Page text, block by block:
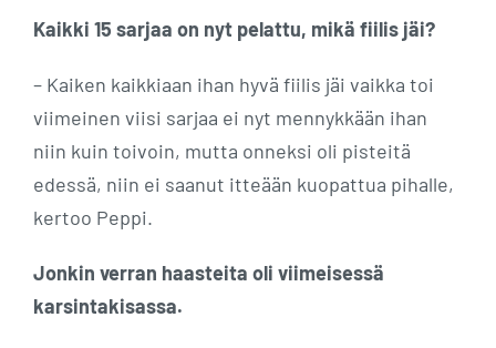
Kaikki 15 sarjaa on nyt pelattu, mikä fiilis jäi?
– Kaiken kaikkiaan ihan hyvä fiilis jäi vaikka toi
viimeinen viisi sarjaa ei nyt mennykkään ihan
niin kuin toivoin, mutta onneksi oli pisteitä
edessä, niin ei saanut itteään kuopattua pihalle,
kertoo Peppi.
Jonkin verran haasteita oli viimeisessä
karsintakisassa.